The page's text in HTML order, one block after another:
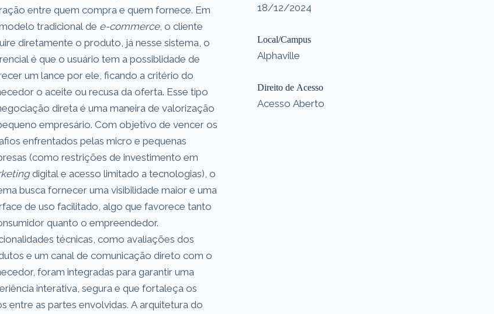
entre quem compra e quem fornece. Em
tradicional de e-commerce, o cliente
diretamente o produto, já nesse sistema, o
é que o usuário tem a possiblidade de
um lance por ele, ficando a critério do
o aceite ou recusa da oferta. Esse tipo
direta é uma maneira de valorização
empresário. Com objetivo de vencer os
enfrentados pelas micro e pequenas
(como restrições de investimento em
digital e acesso limitado a tecnologias), o
busca fornecer uma visibilidade maior e uma
de uso facilitado, algo que favorece tanto
quanto o empreendedor.
técnicas, como avaliações dos
e um canal de comunicação direto com o
foram integradas para garantir uma
interativa, segura e que fortaleça os
entre as partes envolvidas. A arquitetura do
18/12/2024
Local/Campus
Alphaville
Direito de Acesso
Acesso Aberto